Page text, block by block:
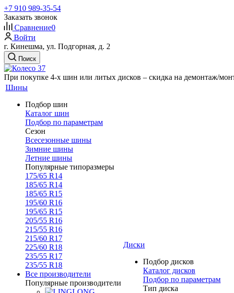
+7 910 989-35-54
Заказать звонок
Сравнение0
Войти
г. Кинешма, ул. Подгорная, д. 2
Поиск
При покупке 4-х шин или литых дисков – скидка на демонтаж/
Шины
Подбор шин
Каталог шин
Подбор по параметрам
Сезон
Всесезонные шины
Зимние шины
Летние шины
Популярные типоразмеры
175/65 R14
185/65 R14
185/65 R15
195/60 R16
195/65 R15
205/55 R16
215/55 R16
215/60 R17
225/60 R18
235/55 R17
235/55 R18
Все производители
Популярные производители
Диски
Подбор дисков
Каталог дисков
Подбор по параметрам
Тип диска